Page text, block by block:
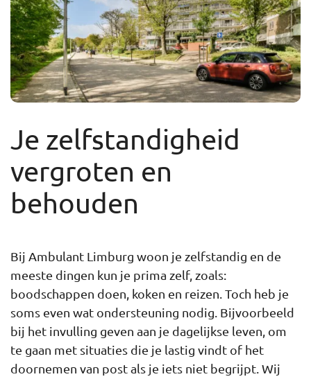
Je zelfstandigheid
vergroten en
behouden
Bij Ambulant Limburg woon je zelfstandig en de
meeste dingen kun je prima zelf, zoals:
boodschappen doen, koken en reizen. Toch heb je
soms even wat ondersteuning nodig. Bijvoorbeeld
bij het invulling geven aan je dagelijkse leven, om
te gaan met situaties die je lastig vindt of het
doornemen van post als je iets niet begrijpt. Wij